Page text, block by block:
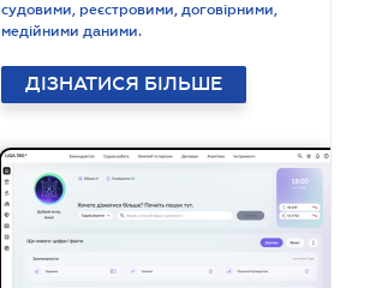
судовими, реєстровими, договірними,
медійними даними.
ДІЗНАТИСЯ БІЛЬШЕ